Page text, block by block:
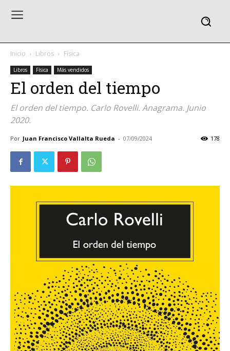
Inicio Libros Física
Libros Física Más vendidos
El orden del tiempo
El orden del tiempo. Carlo Rovelli. Anagrama. Junio
2020.
Por Juan Francisco Vallalta Rueda - 07/09/2024 178